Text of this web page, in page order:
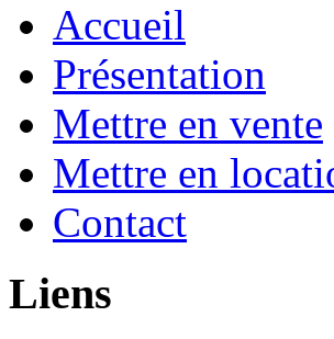
Accueil
Présentation
Mettre en vente
Mettre en
Contact
Liens